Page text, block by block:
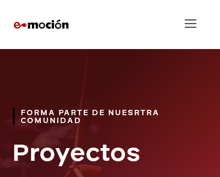
contenido
FORMA PARTE DE NUESRTRA
COMUNIDAD
Proyectos